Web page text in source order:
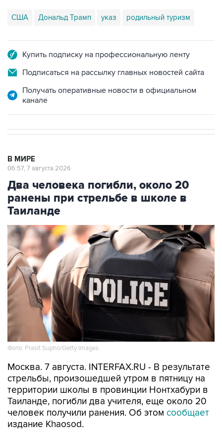
США Дональд Трамп указ родильный туризм
Купить подписку на профессиональную ленту
Подписаться на рассылку главных новостей сайта
Получать оперативные новости в официальном
канале
В МИРЕ
06:57, 7 августа 2026
Два человека погибли, около 20
ранены при стрельбе в школе в
Таиланде
Фото: Prasit Supho/Getty Images
Москва. 7 августа. INTERFAX.RU - В результате
стрельбы, произошедшей утром в пятницу на
территории школы в провинции Нонтхабури в
Таиланде, погибли два учителя, еще около 20
человек получили ранения. Об этом сообщает
издание Khaosod.